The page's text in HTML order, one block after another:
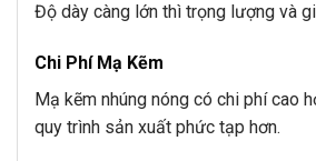
Độ dày càng lớn thì trọng lượng và
Chi Phí Mạ Kẽm
Mạ kẽm nhúng nóng có chi phí cao
quy trình sản xuất phức tạp hơn.